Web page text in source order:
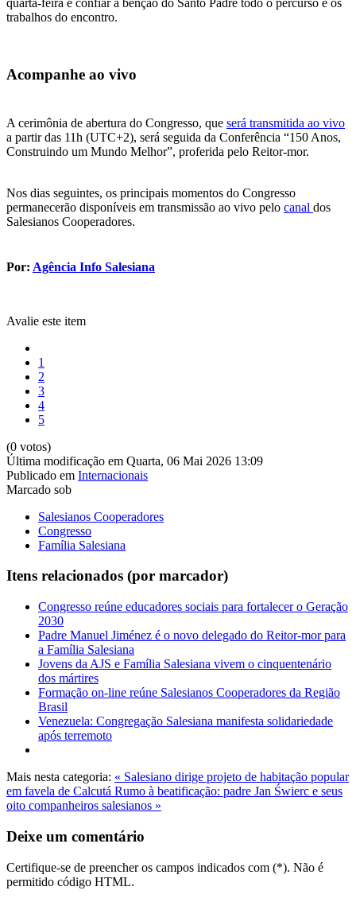
trabalhos do encontro.
Acompanhe ao vivo
A cerimônia de abertura do Congresso, que será transmitida ao vivo
a partir das 11h (UTC+2), será seguida da Conferência “150 Anos,
Construindo um Mundo Melhor”, proferida pelo Reitor-mor.
Nos dias seguintes, os principais momentos do Congresso
permanecerão disponíveis em transmissão ao vivo pelo canal dos
Salesianos Cooperadores.
Por: Agência Info Salesiana
Avalie este item
1
2
3
4
5
(0 votos)
Última modificação em Quarta, 06 Mai 2026 13:09
Publicado em Internacionais
Marcado sob
Salesianos Cooperadores
Congresso
Família Salesiana
Itens relacionados (por marcador)
Congresso reúne educadores sociais para fortalecer o Geração
2030
Padre Manuel Jiménez é o novo delegado do Reitor-mor para
a Família Salesiana
Jovens da AJS e Família Salesiana vivem o cinquentenário
dos mártires
Formação on-line reúne Salesianos Cooperadores da Região
Brasil
Venezuela: Congregação Salesiana manifesta solidariedade
após terremoto
Mais nesta categoria: « Salesiano dirige projeto de habitação popular
em favela de Calcutá Rumo à beatificação: padre Jan Świerc e seus
oito companheiros salesianos »
Deixe um comentário
Certifique-se de preencher os campos indicados com (*). Não é
permitido código HTML.